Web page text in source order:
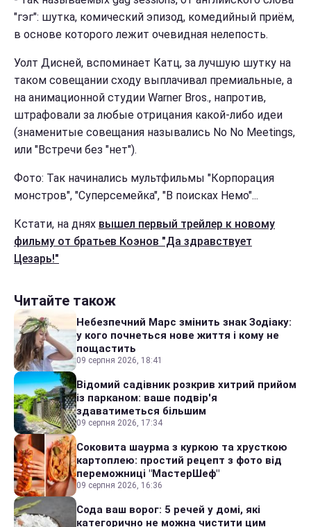
"гэг": шутка, комический эпизод, комедийный приём,
в основе которого лежит очевидная нелепость.
Уолт Дисней, вспоминает Катц, за лучшую шутку на
таком совещании сходу выплачивал премиальные, а
на анимационной студии Warner Bros., напротив,
штрафовали за любые отрицания какой-либо идеи
(знаменитые совещания назывались No No Meetings,
или "Встречи без "нет").
Фото: Так начинались мультфильмы "Корпорация
монстров", "Суперсемейка", "В поисках Немо"...
Кстати, на днях вышел первый трейлер к новому
фильму от братьев Коэнов "Да здравствует
Цезарь!"
Читайте також
Небезпечний Марс змінить знак Зодіаку:
у кого почнеться нове життя і кому не
пощастить
09 серпня 2026, 18:41
Відомий садівник розкрив хитрий прийом
із парканом: ваше подвір'я
здаватиметься більшим
09 серпня 2026, 17:34
Соковита шаурма з куркою та хрусткою
картоплею: простий рецепт з фото від
переможниці "МастерШеф"
09 серпня 2026, 16:36
Сода ваш ворог: 5 речей у домі, які
категорично не можна чистити цим